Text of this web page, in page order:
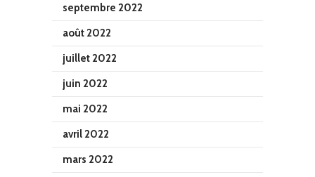
septembre 2022
août 2022
juillet 2022
juin 2022
mai 2022
avril 2022
mars 2022